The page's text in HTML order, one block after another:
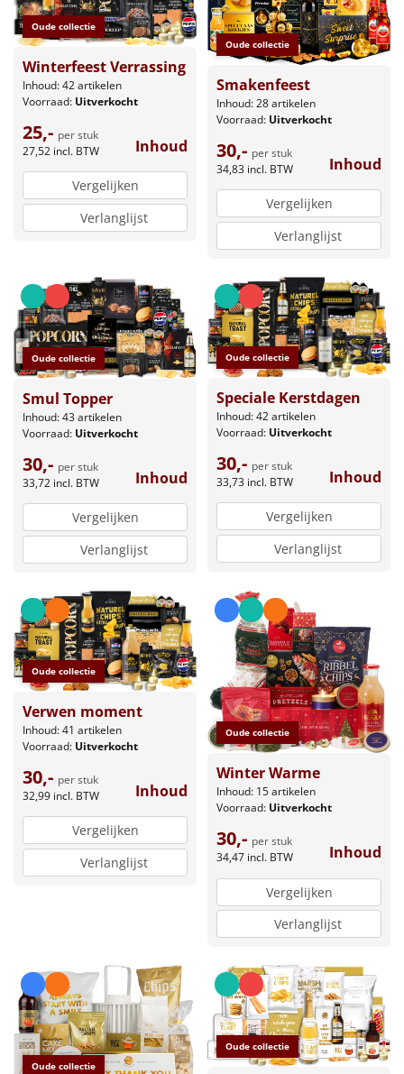
Oude collectie
Winterfeest Verrassing
Inhoud: 42 artikelen
Voorraad: Uitverkocht
25,- per stuk
27,52 incl. BTW Inhoud
Vergelijken
Verlanglijst
Oude collectie
Smakenfeest
Inhoud: 28 artikelen
Voorraad: Uitverkocht
30,- per stuk
34,83 incl. BTW Inhoud
Vergelijken
Verlanglijst
Oude collectie
Smul Topper
Inhoud: 43 artikelen
Voorraad: Uitverkocht
30,- per stuk
33,72 incl. BTW Inhoud
Vergelijken
Verlanglijst
Oude collectie
Speciale Kerstdagen
Inhoud: 42 artikelen
Voorraad: Uitverkocht
30,- per stuk
33,73 incl. BTW Inhoud
Vergelijken
Verlanglijst
Oude collectie
Verwen moment
Inhoud: 41 artikelen
Voorraad: Uitverkocht
30,- per stuk
32,99 incl. BTW Inhoud
Vergelijken
Verlanglijst
Oude collectie
Winter Warme
Inhoud: 15 artikelen
Voorraad: Uitverkocht
30,- per stuk
34,47 incl. BTW Inhoud
Vergelijken
Verlanglijst
Oude collectie
Oude collectie